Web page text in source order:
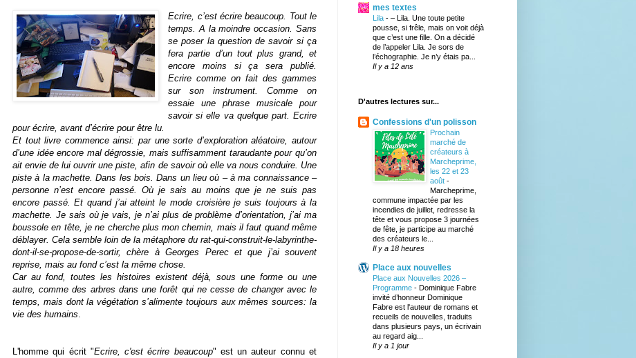
Ecrire, c’est écrire beaucoup. Tout le
temps. A la moindre occasion. Sans
se poser la question de savoir si ça
fera partie d’un tout plus grand, et
encore moins si ça sera publié.
Ecrire comme on fait des gammes
sur son instrument. Comme on
essaie une phrase musicale pour
savoir si elle va quelque part. Ecrire
pour écrire, avant d’écrire pour être lu.
Et tout livre commence ainsi: par une sorte d’exploration aléatoire, autour
d’une idée encore mal dégrossie, mais suffisamment taraudante pour qu’on
ait envie de lui ouvrir une piste, afin de savoir où elle va nous conduire. Une
piste à la machette. Dans les bois. Dans un lieu où – à ma connaissance –
personne n’est encore passé. Où je sais au moins que je ne suis pas
encore passé. Et quand j’ai atteint le mode croisière je suis toujours à la
machette. Je sais où je vais, je n’ai plus de problème d’orientation, j’ai ma
boussole en tête, je ne cherche plus mon chemin, mais il faut quand même
déblayer. Cela semble loin de la métaphore du rat-qui-construit-le-labyrinthe-
dont-il-se-propose-de-sortir, chère à Georges Perec et que j’ai souvent
reprise, mais au fond c’est la même chose.
Car au fond, toutes les histoires existent déjà, sous une forme ou une
autre, comme des arbres dans une forêt qui ne cesse de changer avec le
temps, mais dont la végétation s’alimente toujours aux mêmes sources: la
vie des humains.
L'homme qui écrit "Ecrire, c'est écrire beaucoup" est un auteur connu et
mes textes
Lila - – Lila. Une toute petite
pousse, si frêle, mais on voit déjà
que c’est une fille. On a décidé
de l’appeler Lila. Je sors de
l’échographie. Je n’y étais pa...
Il y a 12 ans
D'autres lectures sur...
Confessions d'un polisson
Prochain
marché de
créateurs à
Marcheprime,
les 22 et 23
août -
Marcheprime,
commune impactée par les
incendies de juillet, redresse la
tête et vous propose 3 journées
de fête, je participe au marché
des créateurs le...
Il y a 18 heures
Place aux nouvelles
Place aux Nouvelles 2026 –
Programme - Dominique Fabre
invité d’honneur Dominique
Fabre est l'auteur de romans et
recueils de nouvelles, traduits
dans plusieurs pays, un écrivain
au regard aig...
Il y a 1 jour